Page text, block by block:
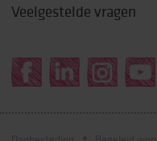
Veelgestelde vragen